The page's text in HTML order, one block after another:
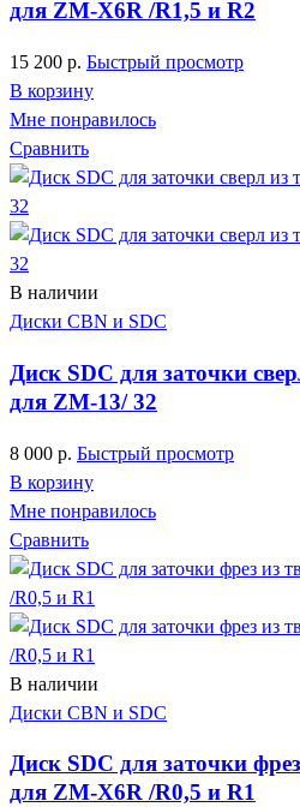
для ZM-X6R /R1,5 и R2
15 200 р. Быстрый просмотр
В корзину
Мне понравилось
Сравнить
В наличии
Диски CBN и SDC
Диск SDC для заточки
для ZM-13/ 32
8 000 р. Быстрый просмотр
В корзину
Мне понравилось
Сравнить
В наличии
Диски CBN и SDC
Диск SDC для заточки
для ZM-X6R /R0,5 и R1